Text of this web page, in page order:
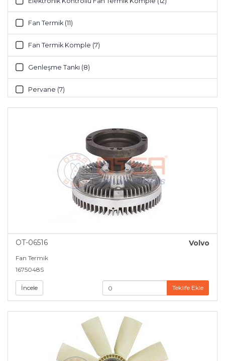
Fan Termik (11)
Fan Termik Komple (7)
Genleşme Tankı (8)
Pervane (7)
OT-06516 Volvo
Fan Termik
1675048S
İncele Teklife Ekle